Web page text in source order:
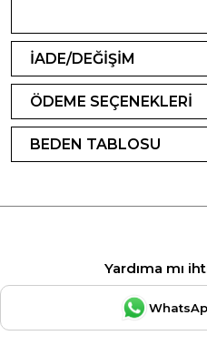
İADE/DEĞİŞİM
ÖDEME SEÇENEKLERİ
BEDEN TABLOSU
Yardıma mı